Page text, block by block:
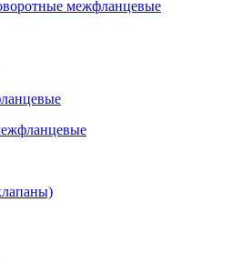
межфланцевые